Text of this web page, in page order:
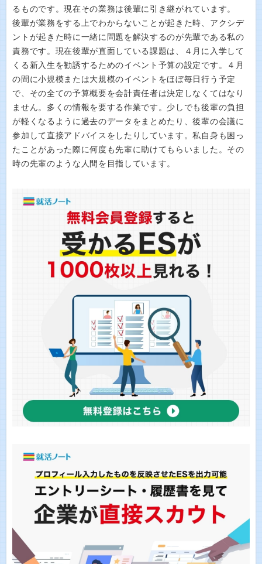
るものです。現在その業務は後輩に引き継がれています。
後輩が業務をする上でわからないことが起きた時、アクシデ
ントが起きた時に一緒に問題を解決するのが先輩である私の
責務です。現在後輩が直面している課題は、４月に入学して
くる新入生を勧誘するためのイベント予算の設定です。４月
の間に小規模または大規模のイベントをほぼ毎日行う予定
で、その全ての予算概要を会計責任者は決定しなくてはなり
ません。多くの情報を要する作業です。少しでも後輩の負担
が軽くなるように過去のデータをまとめたり、後輩の会議に
参加して直接アドバイスをしたりしています。私自身も困っ
たことがあった際に何度も先輩に助けてもらいました。その
時の先輩のような人間を目指しています。